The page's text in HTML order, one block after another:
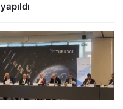
yapıldı